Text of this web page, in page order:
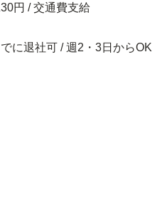
円 / 交通費支給
に退社可 / 週2・3日からOK